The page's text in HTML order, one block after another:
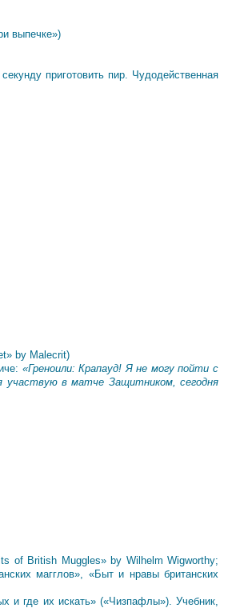
выпечке»)
приготовить пир. Чудодейственная
by Malecrit)
«Греноили: Крапауд! Я не могу пойти с
участвую в матче Защитником, сегодня
of British Muggles» by Wilhelm Wigworthy;
магглов», «Быт и нравы британских
и где их искать» («Чизпафлы»). Учебник,